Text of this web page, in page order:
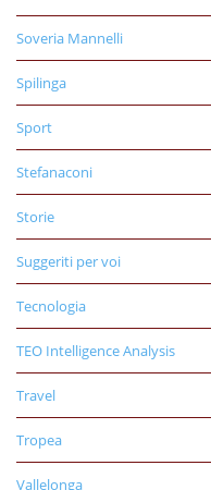
Soveria Mannelli
Spilinga
Sport
Stefanaconi
Storie
Suggeriti per voi
Tecnologia
TEO Intelligence Analysis
Travel
Tropea
Vallelonga